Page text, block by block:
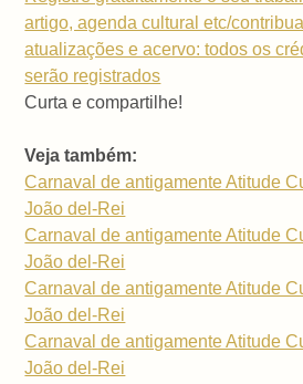
artigo, agenda cultural etc/
atualizações e acervo: todos os
serão registrados
Curta e compartilhe!
Veja também:
Carnaval de antigamente Atitude
João del-Rei
Carnaval de antigamente Atitude
João del-Rei
Carnaval de antigamente Atitude
João del-Rei
Carnaval de antigamente Atitude
João del-Rei